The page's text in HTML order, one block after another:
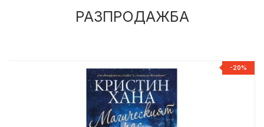
РАЗПРОДАЖБА
-20%